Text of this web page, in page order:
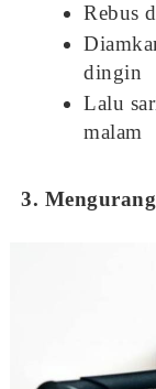
Rebus
dingin
Lalu
malam
3.